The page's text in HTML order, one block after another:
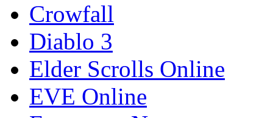
Crowfall
Diablo 3
Elder Scrolls Online
EVE Online